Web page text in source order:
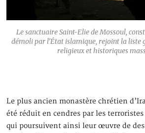
Le sanctuaire Saint-Elie de Mossoul,
démoli par l’État islamique, rejoint la liste
religieux et historiques
Le plus ancien monastère chrétien
été réduit en cendres par les
qui poursuivent ainsi leur œuvre de